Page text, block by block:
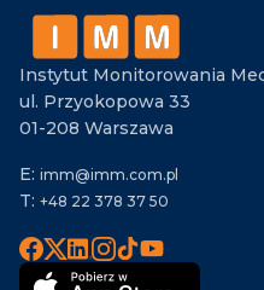
Instytut Monitorowania
ul. Przyokopowa 33
01-208 Warszawa
E: imm@imm.com.pl
T: +48 22 378 37 50